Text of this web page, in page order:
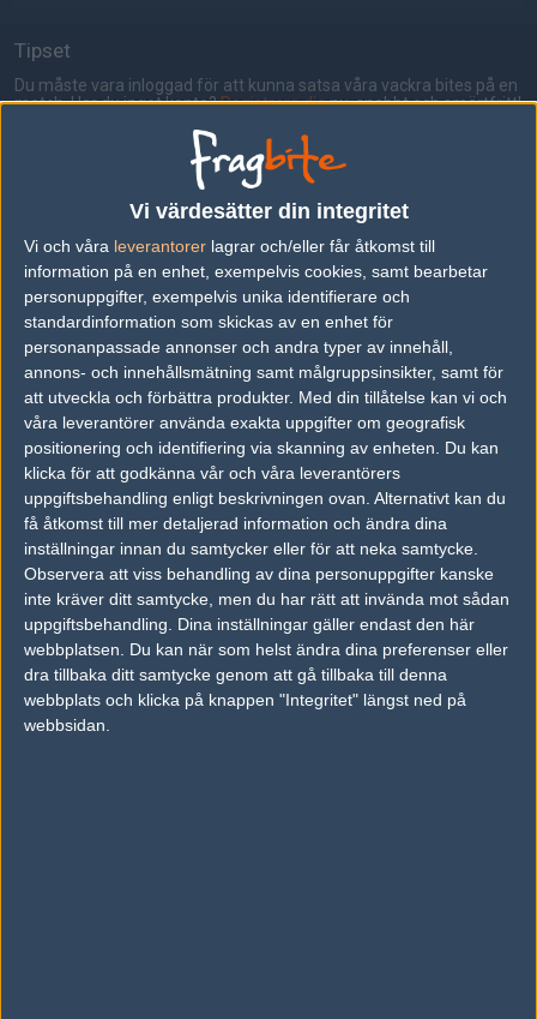
Vi värdesätter din integritet
Vi och våra leverantorer lagrar och/eller får åtkomst till
information på en enhet, exempelvis cookies, samt bearbetar
personuppgifter, exempelvis unika identifierare och
standardinformation som skickas av en enhet för
personanpassade annonser och andra typer av innehåll,
annons- och innehållsmätning samt målgruppsinsikter, samt för
att utveckla och förbättra produkter. Med din tillåtelse kan vi och
våra leverantörer använda exakta uppgifter om geografisk
positionering och identifiering via skanning av enheten. Du kan
klicka för att godkänna vår och våra leverantörers
uppgiftsbehandling enligt beskrivningen ovan. Alternativt kan du
få åtkomst till mer detaljerad information och ändra dina
inställningar innan du samtycker eller för att neka samtycke.
Observera att viss behandling av dina personuppgifter kanske
inte kräver ditt samtycke, men du har rätt att invända mot sådan
uppgiftsbehandling. Dina inställningar gäller endast den här
webbplatsen. Du kan när som helst ändra dina preferenser eller
dra tillbaka ditt samtycke genom att gå tillbaka till denna
webbplats och klicka på knappen "Integritet" längst ned på
webbsidan.
Tipset
Du måste vara inloggad för att kunna satsa våra vackra bites på en
match. Har du inget konto?Registrera dignu, snabbt och smärtfritt!
15 kommentarer —skriv kommentar
Old School
2009-07-24 10:12
1
svårtippad match, tror dock mTw drar det längsta strået och
vinner med 16-11 !!! :)
#2 rvh
Old School
2009-07-24 10:16
hltv?
#3 Fajri
Old School